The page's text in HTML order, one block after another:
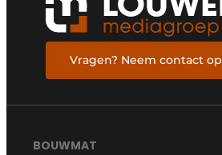
Vragen? Neem contact op
BOUWMAT